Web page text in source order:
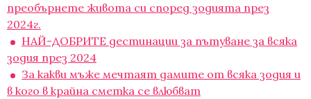
преобърнете живота си според зодията през
2024г.
НАЙ-ДОБРИТЕ дестинации за пътуване за всяка
зодия през 2024
За какви мъже мечтаят дамите от всяка зодия и
в кого в крайна сметка се влюбват